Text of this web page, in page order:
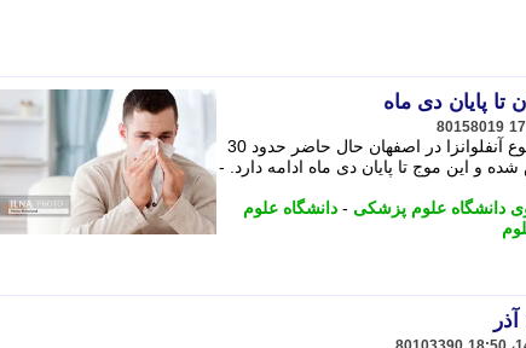
تا پایان دی ماه
80158019
سخنگوی دانشگاه علوم پزشکی اصفهان گفت: شیوع آنفلوانزا در اصفهان حال حاضر حدود 30
70 درصد هم گزارش شده و این موج تا پایان دی ماه ادامه دارد. -
دانشگاه علوم پزشکی - دانشگاه علوم